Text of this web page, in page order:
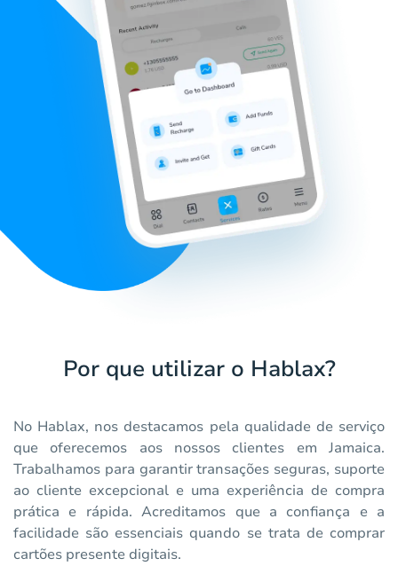
Por que utilizar o Hablax?
No Hablax, nos destacamos pela qualidade de serviço
que oferecemos aos nossos clientes em Jamaica.
Trabalhamos para garantir transações seguras, suporte
ao cliente excepcional e uma experiência de compra
prática e rápida. Acreditamos que a confiança e a
facilidade são essenciais quando se trata de comprar
cartões presente digitais.